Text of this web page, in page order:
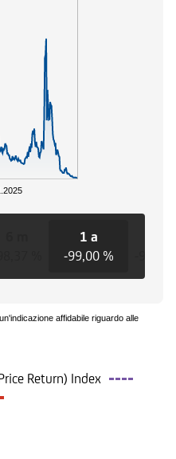
1 a
-99,00 %
affidabile riguardo alle
Return) Index